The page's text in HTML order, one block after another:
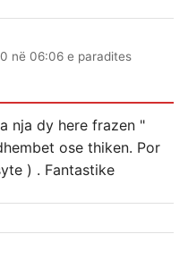
në 06:06 e paradites
nja dy here frazen "
ose thiken. Por
) . Fantastike